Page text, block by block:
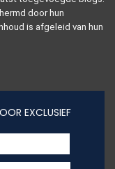
door hun
is afgeleid van hun
EXCLUSIEF